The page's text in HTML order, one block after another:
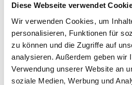
Diese Webseite verwendet
Wir verwenden Cookies, um
personalisieren, Funktionen für
zu können und die Zugriffe auf
analysieren. Außerdem geben wir
Verwendung unserer Website an
soziale Medien, Werbung und
Zu den Ergebnissen auf www.fn-
Prüfungen